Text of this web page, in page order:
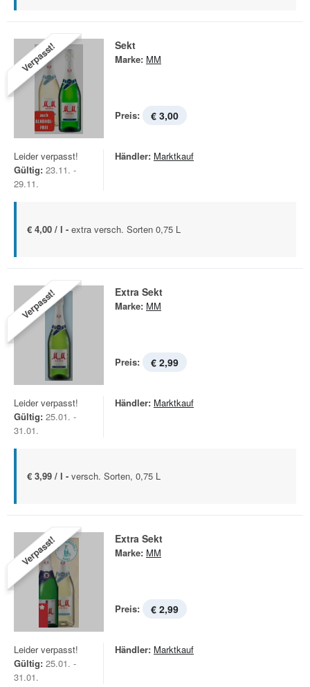
Verpasst! Sekt
Marke: MM
Preis: € 3,00
Leider verpasst!
Gültig: 23.11. -
29.11.
Händler: Marktkauf
€ 4,00 / l - extra versch. Sorten 0,75 L
Verpasst! Extra Sekt
Marke: MM
Preis: € 2,99
Leider verpasst!
Gültig: 25.01. -
31.01.
Händler: Marktkauf
€ 3,99 / l - versch. Sorten, 0,75 L
Verpasst! Extra Sekt
Marke: MM
Preis: € 2,99
Leider verpasst!
Gültig: 25.01. -
31.01.
Händler: Marktkauf